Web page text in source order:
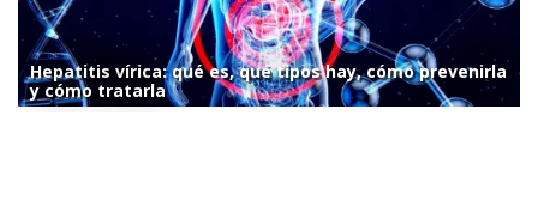
Hepatitis vírica: qué es, qué tipos hay, cómo prevenirla
y cómo tratarla